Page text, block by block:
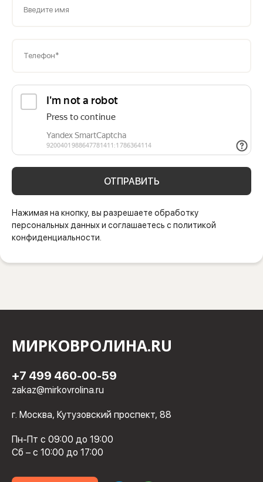
Введите имя
Телефон*
ОТПРАВИТЬ
Нажимая на кнопку, вы разрешаете обработку
персональных данных и соглашаетесь с политикой
конфиденциальности.
МИРКОВРОЛИНА.RU
+7 499 460-00-59
zakaz@mirkovrolina.ru
г. Москва, Кутузовский проспект, 88
Пн-Пт с 09:00 до 19:00
Сб – с 10:00 до 17:00